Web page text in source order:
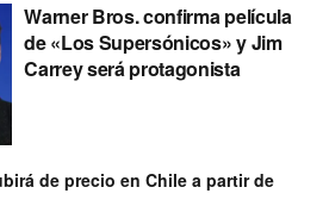
Warner Bros. confirma película
de «Los Supersónicos» y Jim
Carrey será protagonista
de precio en Chile a partir de